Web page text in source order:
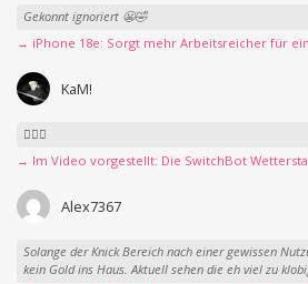
Gekonnt ignoriert 😬🤣
→ iPhone 18e: Sorgt mehr Arbeitsreicher für
KaM!
👍🏻🤣
→ Im Video vorgestellt: Die SwitchBot
Alex7367
Solange der Knick Bereich nach einer gewissen
kein Gold ins Haus. Aktuell sehen die eh viel zu